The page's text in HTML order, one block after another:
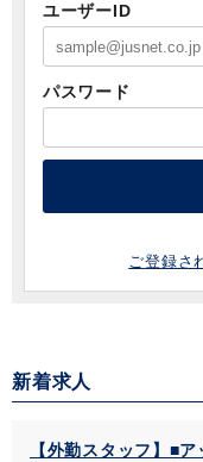
ユーザーID
パスワード
ご登録さ
新着求人
【外勤スタッフ】■